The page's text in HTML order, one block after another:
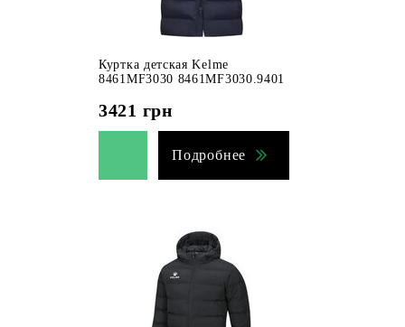
Куртка детская Kelme
8461MF3030 8461MF3030.9401
3421 грн
Подробнее